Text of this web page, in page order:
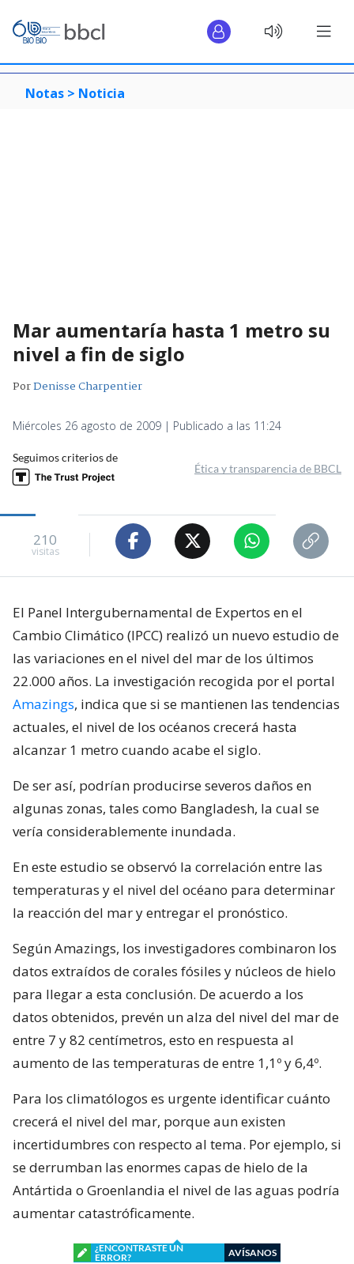
Notas > Noticia
Mar aumentaría hasta 1 metro su
nivel a fin de siglo
PorDenisse Charpentier
Miércoles 26 agosto de 2009 | Publicado a las 11:24
Seguimos criterios de
Ética y transparencia de BBCL
210
visitas
El Panel Intergubernamental de Expertos en el
Cambio Climático (IPCC) realizó un nuevo estudio de
las variaciones en el nivel del mar de los últimos
22.000 años. La investigación recogida por el portal
Amazings, indica que si se mantienen las tendencias
actuales, el nivel de los océanos crecerá hasta
alcanzar 1 metro cuando acabe el siglo.
De ser así, podrían producirse severos daños en
algunas zonas, tales como Bangladesh, la cual se
vería considerablemente inundada.
En este estudio se observó la correlación entre las
temperaturas y el nivel del océano para determinar
la reacción del mar y entregar el pronóstico.
Según Amazings, los investigadores combinaron los
datos extraídos de corales fósiles y núcleos de hielo
para llegar a esta conclusión. De acuerdo a los
datos obtenidos, prevén un alza del nivel del mar de
entre 7 y 82 centímetros, esto en respuesta al
aumento de las temperaturas de entre 1,1º y 6,4º.
Para los climatólogos es urgente identificar cuánto
crecerá el nivel del mar, porque aun existen
incertidumbres con respecto al tema. Por ejemplo, si
se derrumban las enormes capas de hielo de la
Antártida o Groenlandia el nivel de las aguas podría
aumentar catastróficamente.
¿ENCONTRASTE UN
ERROR?
AVÍSANOS